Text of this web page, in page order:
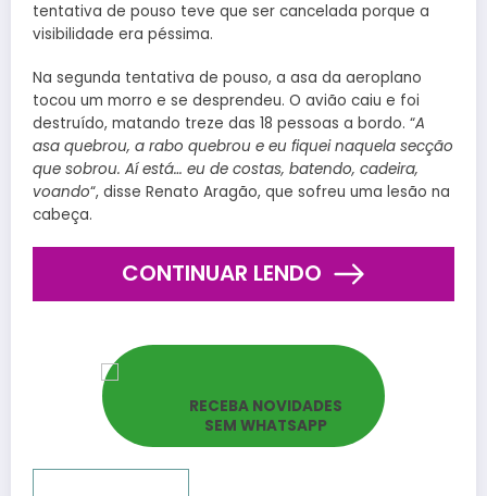
tentativa de pouso teve que ser cancelada porque a
visibilidade era péssima.
Na segunda tentativa de pouso, a asa da aeroplano
tocou um morro e se desprendeu. O avião caiu e foi
destruído, matando treze das 18 pessoas a bordo. “A
asa quebrou, a rabo quebrou e eu fiquei naquela secção
que sobrou. Aí está… eu de costas, batendo, cadeira,
voando“, disse Renato Aragão, que sofreu uma lesão na
cabeça.
CONTINUAR LENDO
RECEBA NOVIDADES
SEM WHATSAPP